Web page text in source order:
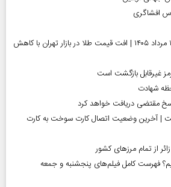
افشاگری
قیمت طلا و سکه امروز ۱۱ مرداد ۱۴۰۵ | افت قیمت طلا در بازار تهران با کاهش
غیرقابل بازگشت است
شهادت
مقتضی دریافت خواهد کرد
| آخرین وضعیت اتصال کارت سوخت به کارت
فهرست کامل فیلم‌های پنجشنبه و جمعه